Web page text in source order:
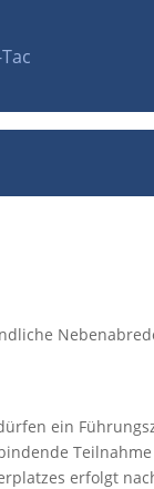
ein
erfolgt